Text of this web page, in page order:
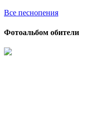
Все песнопения
Фотоальбом обители